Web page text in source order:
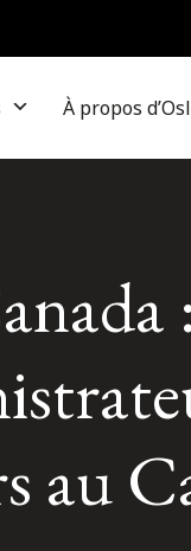
À propos
:
au